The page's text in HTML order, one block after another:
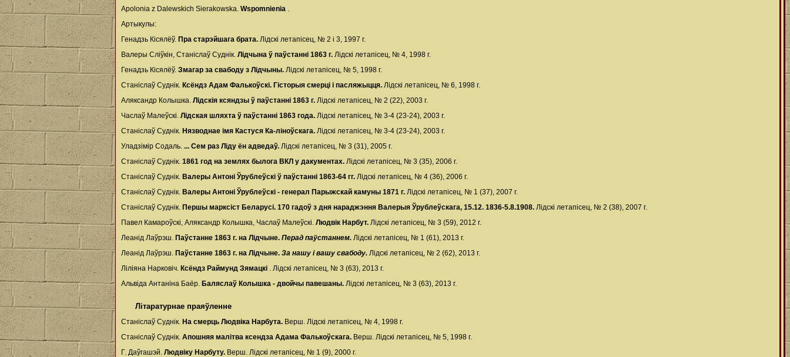
Apolonia z Dalewskich Sierakowska. Wspomnienia .
Артыкулы:
Генадзь Кісялёў. Пра старэйшага брата. Лідскі летапісец, № 2 і 3, 1997 г.
Валеры Сліўкін, Станіслаў Суднік. Лідчына ў паўстанні 1863 г. Лідскі летапісец, № 4, 1998 г.
Генадзь Кісялёў. Змагар за свабоду з Лідчыны. Лідскі летапісец, № 5, 1998 г.
Станіслаў Суднік. Ксёндз Адам Фалькоўскі. Гісторыя смерці і пасляжыцця. Лідскі летапісец, № 6, 1998 г.
Аляксандр Колышка. Лідскія ксяндзы ў паўстанні 1863 г. Лідскі летапісец, № 2 (22), 2003 г.
Часлаў Малеўскі. Лідская шляхта ў паўстанні 1863 года. Лідскі летапісец, № 3-4 (23-24), 2003 г.
Станіслаў Суднік. Нязводнае імя Кастуся Ка-ліноўскага. Лідскі летапісец, № 3-4 (23-24), 2003 г.
Уладзімір Содаль. ... Сем раз Ліду ён адведаў. Лідскі летапісец, № 3 (31), 2005 г.
Станіслаў Суднік. 1861 год на землях былога ВКЛ у дакументах. Лідскі летапісец, № 3 (35), 2006 г.
Станіслаў Суднік. Валеры Антоні Ўрублеўскі ў паўстанні 1863-64 гг. Лідскі летапісец, № 4 (36), 2006 г.
Станіслаў Суднік. Валеры Антоні Ўрублеўскі - генерал Парыжскай камуны 1871 г. Лідскі летапісец, № 1 (37), 2007 г.
Станіслаў Суднік. Першы марксіст Беларусі. 170 гадоў з дня нараджэння Валерыя Ўрублеўскага, 15.12. 1836-5.8.1908. Лідскі летапісец, № 2 (38), 2007 г.
Павел Камароўскі, Аляксандр Колышка, Часлаў Малеўскі. Людвік Нарбут. Лідскі летапісец, № 3 (59), 2012 г.
Леанід Лаўрэш. Паўстанне 1863 г. на Лідчыне. Перад паўстаннем. Лідскі летапісец, № 1 (61), 2013 г.
Леанід Лаўрэш. Паўстанне 1863 г. на Лідчыне. За нашу і вашу свабоду. Лідскі летапісец, № 2 (62), 2013 г.
Ліліяна Нарковіч. Ксёндз Раймунд Зямацкі . Лідскі летапісец, № 3 (63), 2013 г.
Альвіда Антаніна Баёр. Баляслаў Колышка - двойчы павешаны. Лідскі летапісец, № 3 (63), 2013 г.
Літаратурнае праяўленне
Станіслаў Суднік. На смерць Людвіка Нарбута. Верш. Лідскі летапісец, № 4, 1998 г.
Станіслаў Суднік. Апошняя малітва ксендза Адама Фалькоўскага. Верш. Лідскі летапісец, № 5, 1998 г.
Г. Даўгашэй. Людвіку Нарбуту. Верш. Лідскі летапісец, № 1 (9), 2000 г.